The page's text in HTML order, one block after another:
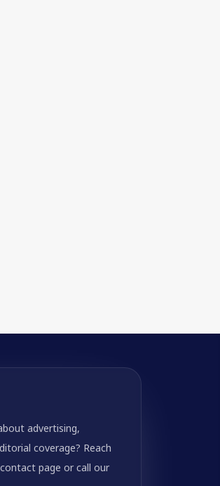
advertising,
coverage? Reach
page or call our